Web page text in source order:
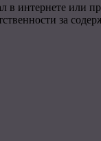
или
за